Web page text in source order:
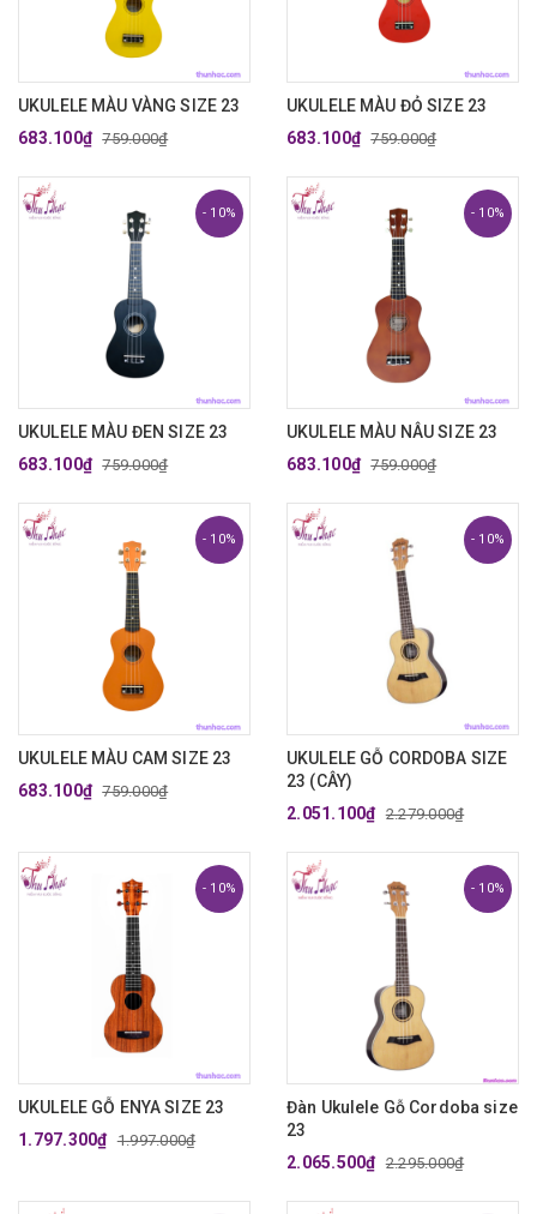
UKULELE MÀU VÀNG SIZE 23
683.100₫ 759.000₫
UKULELE MÀU ĐỎ SIZE 23
683.100₫ 759.000₫
- 10%
UKULELE MÀU ĐEN SIZE 23
683.100₫ 759.000₫
- 10%
UKULELE MÀU NÂU SIZE 23
683.100₫ 759.000₫
- 10%
UKULELE MÀU CAM SIZE 23
683.100₫ 759.000₫
- 10%
UKULELE GỖ CORDOBA SIZE
23 (CÂY)
2.051.100₫ 2.279.000₫
- 10%
UKULELE GỖ ENYA SIZE 23
1.797.300₫ 1.997.000₫
- 10%
Đàn Ukulele Gỗ Cordoba size
23
2.065.500₫ 2.295.000₫